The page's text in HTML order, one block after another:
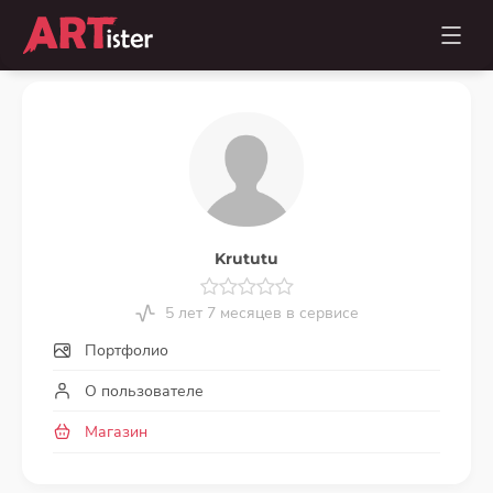
Krututu
5 лет 7 месяцев в сервисе
Портфолио
О пользователе
Магазин